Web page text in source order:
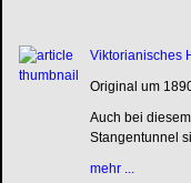
Viktorianisches
Original um
Auch bei
Stangentunnel
mehr ...